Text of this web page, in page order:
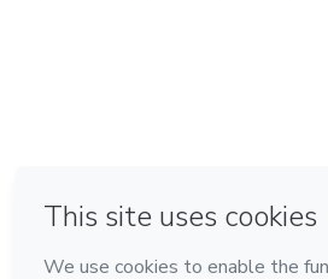
Hecho con❤ en Ciudad de México